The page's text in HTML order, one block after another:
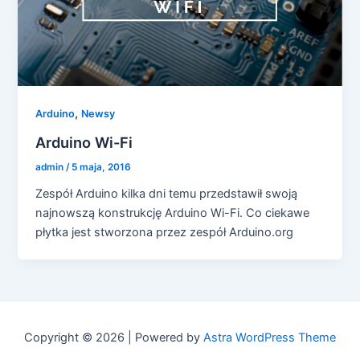
Arduino, Newsy
Arduino Wi-Fi
admin/ 5 maja, 2016
Zespół Arduino kilka dni temu przedstawił swoją
najnowszą konstrukcję Arduino Wi-Fi. Co ciekawe
płytka jest stworzona przez zespół Arduino.org
Copyright © 2026 | Powered by Astra WordPress Theme